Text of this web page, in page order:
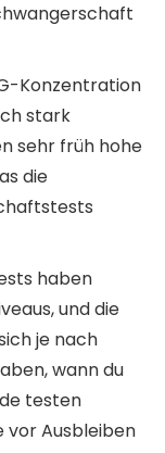
Konzentration
stark
sehr früh hohe
die
haben
und die
je nach
wann du
testen
vor Ausbleiben